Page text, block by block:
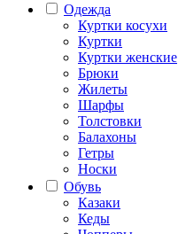
Одежда
Куртки косухи
Куртки
Куртки женские
Брюки
Жилеты
Шарфы
Толстовки
Балахоны
Гетры
Носки
Обувь
Казаки
Кеды